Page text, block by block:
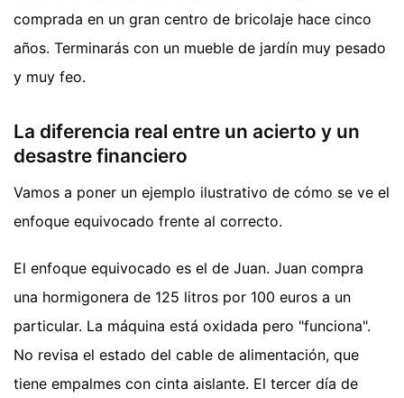
comprada en un gran centro de bricolaje hace cinco
años. Terminarás con un mueble de jardín muy pesado
y muy feo.
La diferencia real entre un acierto y un
desastre financiero
Vamos a poner un ejemplo ilustrativo de cómo se ve el
enfoque equivocado frente al correcto.
El enfoque equivocado es el de Juan. Juan compra
una hormigonera de 125 litros por 100 euros a un
particular. La máquina está oxidada pero "funciona".
No revisa el estado del cable de alimentación, que
tiene empalmes con cinta aislante. El tercer día de